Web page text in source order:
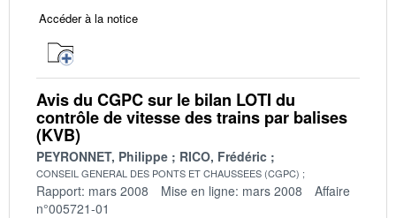
Accéder à la notice
Avis du CGPC sur le bilan LOTI du
contrôle de vitesse des trains par balises
(KVB)
PEYRONNET, Philippe RICO, Frédéric
CONSEIL GENERAL DES PONTS ET CHAUSSEES (CGPC)
Rapport: mars 2008 Mise en ligne: mars 2008
Affaire
n°005721-01